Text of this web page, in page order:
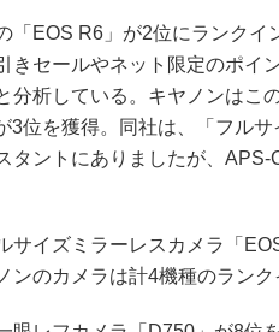
「EOS R6」が2位にランクイ
きセールやネット限定のポイ
分析している。キヤノンはこ
3位を獲得。同社は、「フル
タントにありましたが、
サイズミラーレスカメラ「
ンのカメラは計4機種のランク